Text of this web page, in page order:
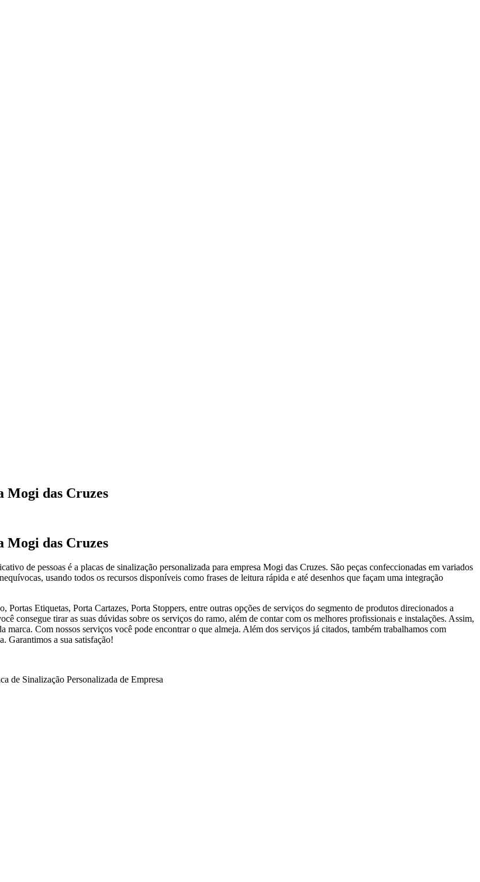
Mogi das Cruzes
Mogi das Cruzes
de pessoas é a placas de sinalização personalizada para empresa Mogi das Cruzes. São peças confeccionadas em variados
usando todos os recursos disponíveis como frases de leitura rápida e até desenhos que façam uma integração
Etiquetas, Porta Cartazes, Porta Stoppers, entre outras opções de serviços do segmento de produtos direcionados a
consegue tirar as suas dúvidas sobre os serviços do ramo, além de contar com os melhores profissionais e instalações. Assim,
marca. Com nossos serviços você pode encontrar o que almeja. Além dos serviços já citados, também trabalhamos com
Garantimos a sua satisfação!